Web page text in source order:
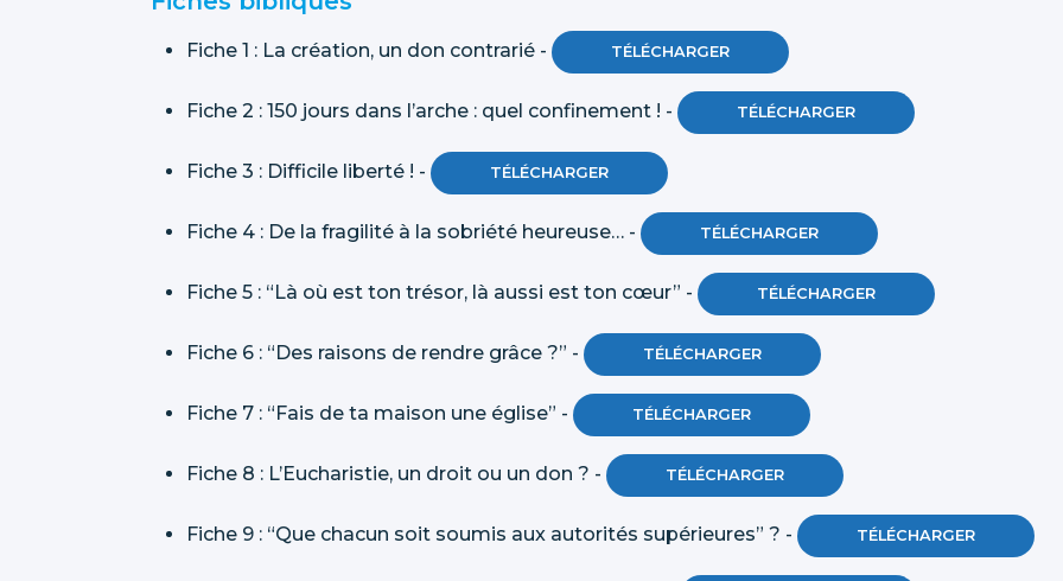
Fiche 1 : La création, un don contrarié - TÉLÉCHARGER
Fiche 2 : 150 jours dans l’arche : quel confinement ! - TÉLÉCHARGER
Fiche 3 : Difficile liberté ! - TÉLÉCHARGER
Fiche 4 : De la fragilité à la sobriété heureuse… - TÉLÉCHARGER
Fiche 5 : “Là où est ton trésor, là aussi est ton cœur” - TÉLÉCHARGER
Fiche 6 : “Des raisons de rendre grâce ?” - TÉLÉCHARGER
Fiche 7 : “Fais de ta maison une église” - TÉLÉCHARGER
Fiche 8 : L’Eucharistie, un droit ou un don ? - TÉLÉCHARGER
Fiche 9 : “Que chacun soit soumis aux autorités supérieures” ? - TÉLÉCHARGER